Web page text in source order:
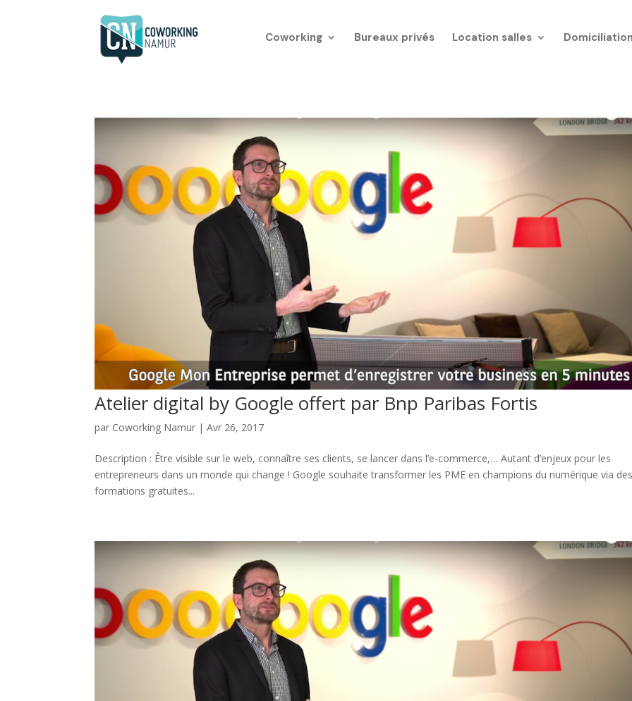
Coworking Bureaux privés Location salles
Atelier digital by Google offert par Bnp Paribas Fortis
par Coworking Namur |Avr 26, 2017
Description : Être visible sur le web, connaître ses clients, se lancer dans l’e-commerce,… Autant d’enjeux pour les
entrepreneurs dans un monde qui change ! Google souhaite transformer les PME en champions du numérique via
formations gratuites...